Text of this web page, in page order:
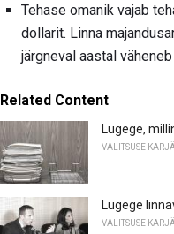
Tehase omanik vajab
dollarit. Linna
järgneval aastal
Related Content
Lugege,
VALITSUSE
Lugege
VALITSUSE